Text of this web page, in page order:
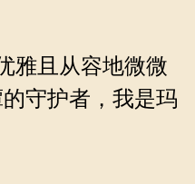
雅且从容地微微
守护者，我是玛